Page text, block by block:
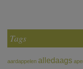
Tags
aardappelen alledaags